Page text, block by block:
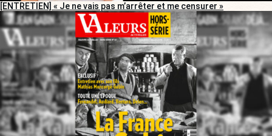
[ENTRETIEN] « Je ne vais pas m’arrêter et me censurer »